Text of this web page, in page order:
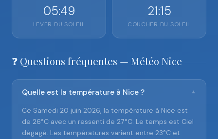
05:49
LEVER DU SOLEIL
21:15
COUCHER DU SOLEIL
❓ Questions fréquentes — Météo Nice
Quelle est la température à Nice ? ▼
Ce Samedi 20 juin 2026, la température à Nice est
de 26°C avec un ressenti de 27°C. Le temps est Ciel
dégagé. Les températures varient entre 23°C et